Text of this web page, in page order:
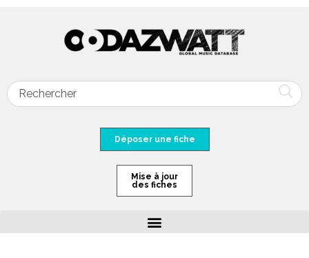
Déposer une fiche
Mise à jour
des fiches